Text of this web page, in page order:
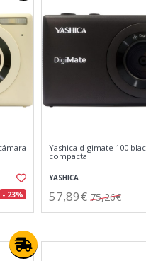
- 23%
Yashica digimate 100
compacta
YASHICA
57,89€ 75,26€